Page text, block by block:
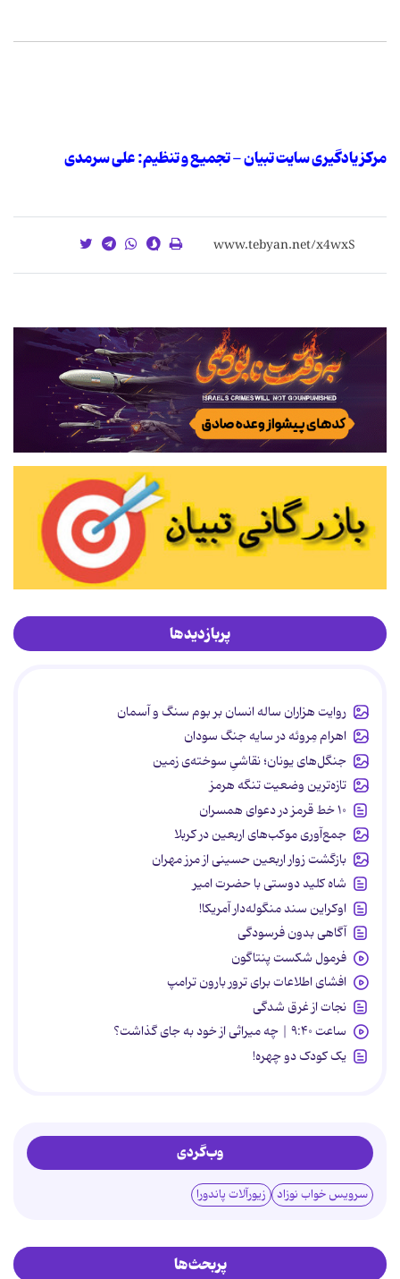
مرکز یادگیری سایت تبیان - تجمیع و تنظیم: علی سرمدی
پربازدیدها
روایت هزاران ساله انسان بر بوم سنگ و آسمان
اهرام مِروئه در سایه جنگ سودان
جنگل‌های یونان؛ نقاشیِ سوخته‌ی زمین
تازه‌ترین وضعیت تنگه هرمز
۱۰ خط قرمز در دعوای همسران
جمع‌آوری موکب‌های اربعین در کربلا
بازگشت زوار اربعین حسینی از مرز مهران
شاه کلید دوستی با حضرت امیر
اوکراین سند منگوله‌دار آمریکا!
آگاهی بدون فرسودگی
فرمول شکست پنتاگون
افشای اطلاعات برای ترور بارون ترامپ
نجات از غرق شدگی
ساعت ۹:۴۰ | چه میراثی از خود به جای گذاشت؟
یک کودک دو چهره!
وب‌گردی
سرویس خواب نوزاد زیورآلات پاندورا
پربحث‌ها